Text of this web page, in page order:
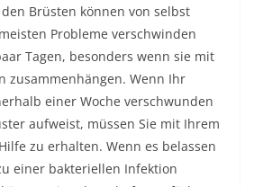
Brüsten können von selbst
Probleme verschwinden
Tagen, besonders wenn sie mit
zusammenhängen. Wenn Ihr
einer Woche verschwunden
aufweist, müssen Sie mit Ihrem
zu erhalten. Wenn es belassen
einer bakteriellen Infektion